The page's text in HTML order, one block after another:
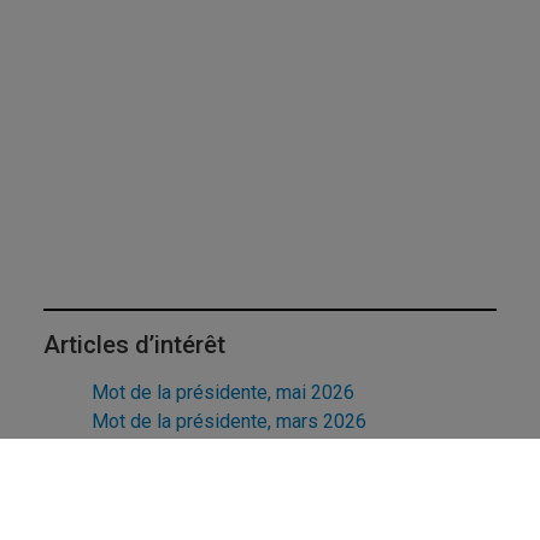
Articles d’intérêt
Mot de la présidente, mai 2026
Mot de la présidente, mars 2026